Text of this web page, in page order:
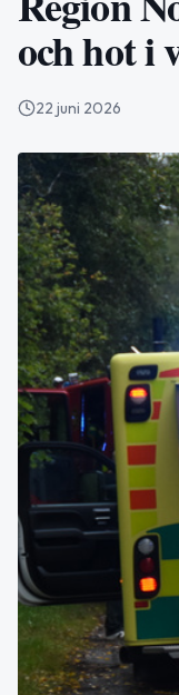
och hot i
22 juni 2026